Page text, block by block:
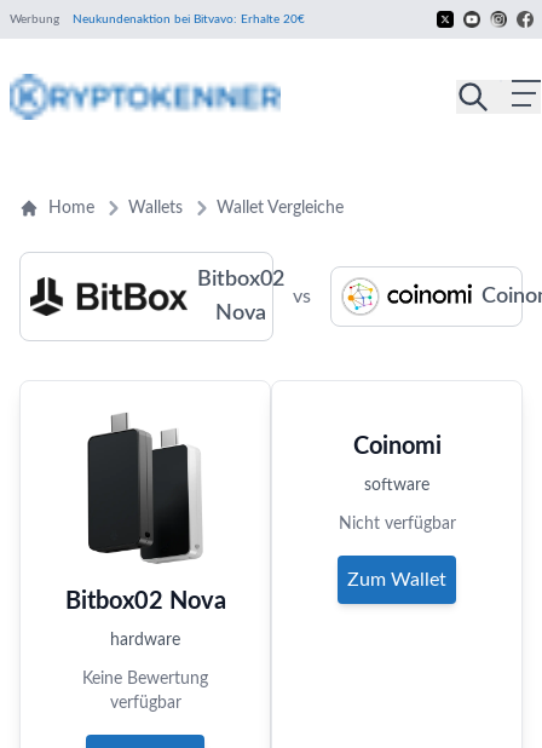
Werbung Neukundenaktion bei Bitvavo: Erhalte 20€
Home Wallets Wallet Vergleiche
Bitbox02
Nova
vs
Bitbox02 Nova
hardware
Keine Bewertung
verfügbar
Coinomi
software
Nicht verfügbar
Zum Wallet